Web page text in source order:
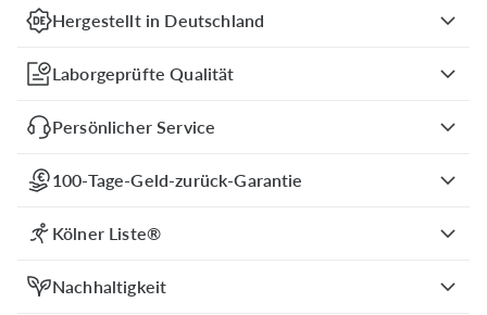
Hergestellt in Deutschland
Laborgeprüfte Qualität
Persönlicher Service
100-Tage-Geld-zurück-Garantie
Kölner Liste®
Nachhaltigkeit